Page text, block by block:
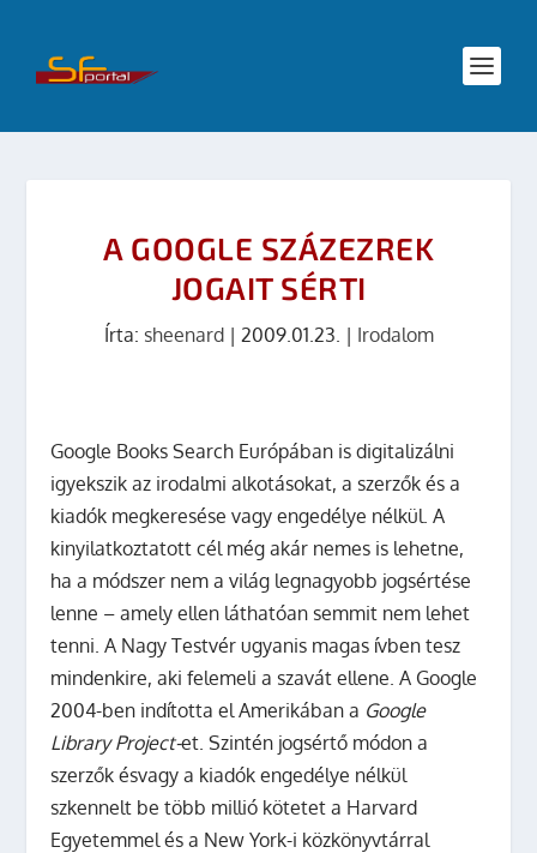
A GOOGLE SZÁZEZREK
JOGAIT SÉRTI
Írta: sheenard| 2009.01.23. | Irodalom
Google Books Search Európában is digitalizálni
igyekszik az irodalmi alkotásokat, a szerzők és a
kiadók megkeresése vagy engedélye nélkül. A
kinyilatkoztatott cél még akár nemes is lehetne,
ha a módszer nem a világ legnagyobb jogsértése
lenne – amely ellen láthatóan semmit nem lehet
tenni. A Nagy Testvér ugyanis magas ívben tesz
mindenkire, aki felemeli a szavát ellene.A Google
2004-ben indította el Amerikában a Google
Library Project-et. Szintén jogsértő módon a
szerzők ésvagy a kiadók engedélye nélkül
szkennelt be több millió kötetet a Harvard
Egyetemmel és a New York-i közkönyvtárral